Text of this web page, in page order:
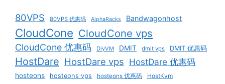
80VPS 80VPS 优惠码 AlphaRacks Bandwagonhost
CloudCone CloudCone vps
CloudCone 优惠码 DiyVM DMIT dmit vps DMIT 优惠码
HostDare HostDare vps HostDare 优惠码
hosteons hosteons vps hosteons 优惠码 HostKvm